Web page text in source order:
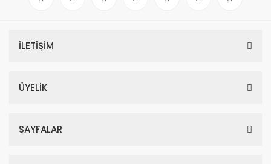
İLETİŞİM
ÜYELİK
SAYFALAR